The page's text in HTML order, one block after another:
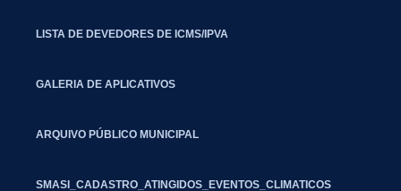
LISTA DE DEVEDORES DE ICMS/IPVA
GALERIA DE APLICATIVOS
ARQUIVO PÚBLICO MUNICIPAL
SMASI_CADASTRO_ATINGIDOS_EVENTOS_CLIMATICOS